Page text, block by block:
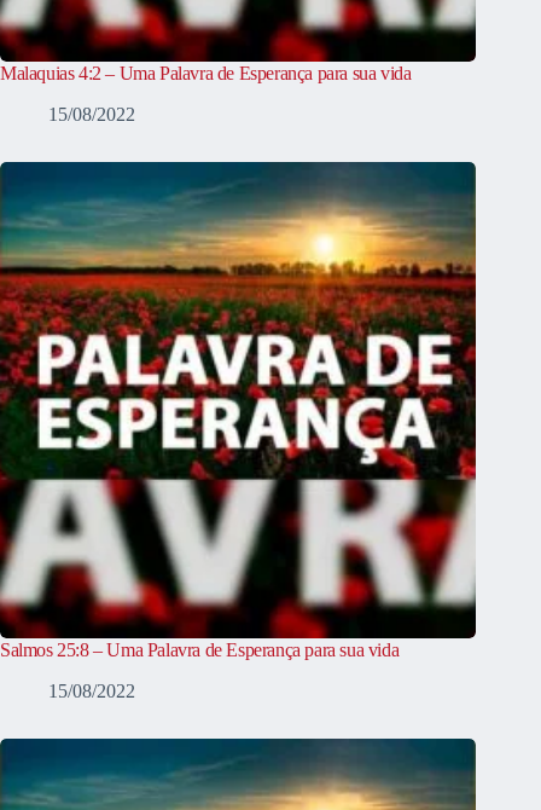
Malaquias 4:2 – Uma Palavra de Esperança para sua vida
15/08/2022
Salmos 25:8 – Uma Palavra de Esperança para sua vida
15/08/2022